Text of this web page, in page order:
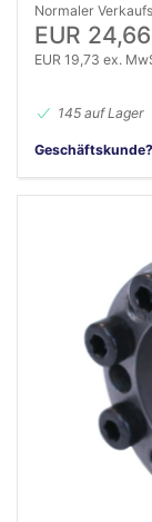
Normaler
EUR 24,66
EUR 19,73 ex.
145 auf Lager